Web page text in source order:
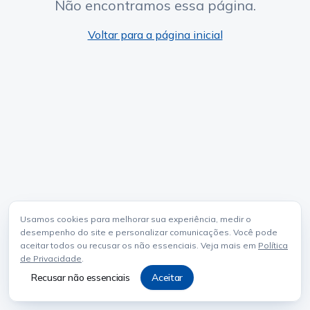
Usamos cookies para melhorar sua experiência, medir o
desempenho do site e personalizar comunicações. Você pode
aceitar todos ou recusar os não essenciais. Veja mais em Política
de Privacidade.
Recusar não essenciais Aceitar
Não encontramos essa página.
Voltar para a página inicial